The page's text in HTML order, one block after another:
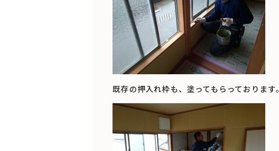
既存の押入れ枠も、塗ってもらっております。